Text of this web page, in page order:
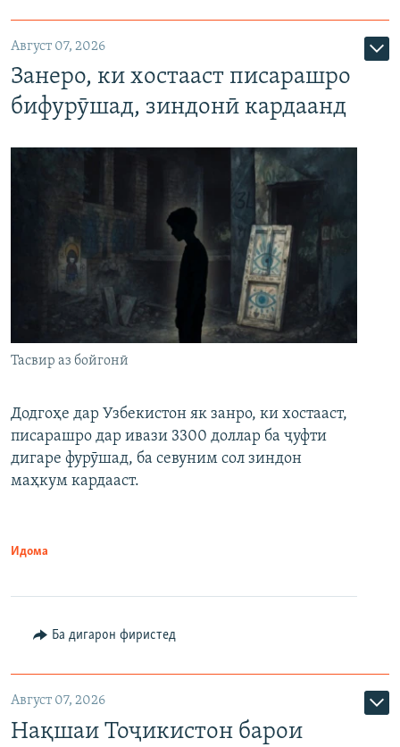
Август 07, 2026
Занеро, ки хостааст писарашро
бифурӯшад, зиндонӣ кардаанд
Тасвир аз бойгонӣ
Додгоҳе дар Узбекистон як занро, ки хостааст,
писарашро дар ивази 3300 доллар ба ҷуфти
дигаре фурӯшад, ба севуним сол зиндон
маҳкум кардааст.
Идома
Ба дигарон фиристед
Август 07, 2026
Нақшаи Тоҷикистон барои